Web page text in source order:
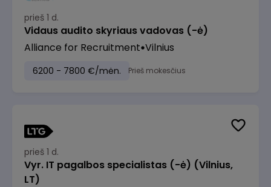
prieš 1 d.
Vidaus audito skyriaus vadovas (-ė)
Alliance for Recruitment Vilnius
6200 - 7800 €/mėn. Prieš mokesčius
prieš 1 d.
Vyr. IT pagalbos specialistas (-ė) (Vilnius,
LT)